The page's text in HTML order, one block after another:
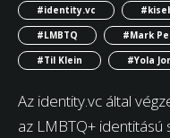
#identity.vc
#LMBTQ
#Mark
#Til Klein
#Yola
Az identity.vc által
az LMBTQ+